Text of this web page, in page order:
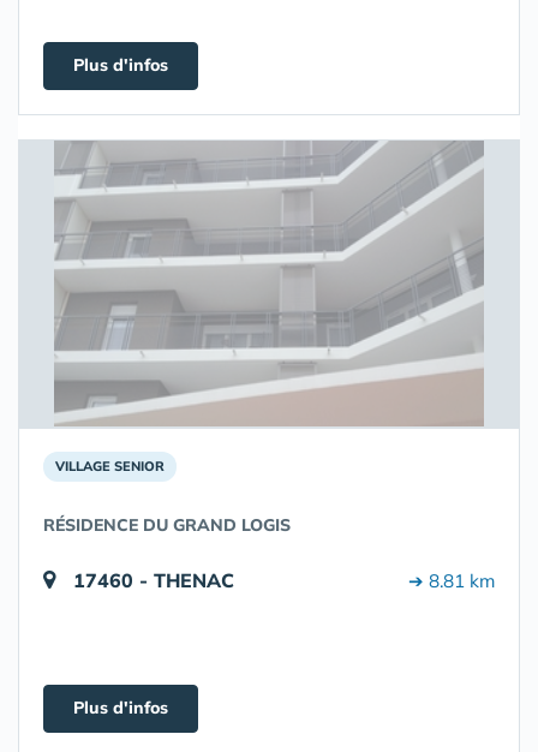
Plus d'infos
VILLAGE SENIOR
RÉSIDENCE DU GRAND LOGIS
17460 - THENAC ➔ 8.81 km
Plus d'infos